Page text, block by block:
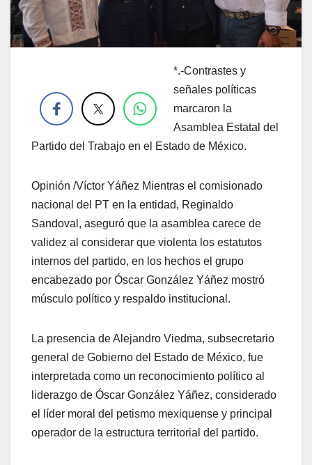
*.-Contrastes y
señales políticas
marcaron la
Asamblea Estatal del
Partido del Trabajo en el Estado de México.
Opinión /Víctor Yáñez Mientras el comisionado
nacional del PT en la entidad, Reginaldo
Sandoval, aseguró que la asamblea carece de
validez al considerar que violenta los estatutos
internos del partido, en los hechos el grupo
encabezado por Óscar González Yáñez mostró
músculo político y respaldo institucional.
La presencia de Alejandro Viedma, subsecretario
general de Gobierno del Estado de México, fue
interpretada como un reconocimiento político al
liderazgo de Óscar González Yáñez, considerado
el líder moral del petismo mexiquense y principal
operador de la estructura territorial del partido.